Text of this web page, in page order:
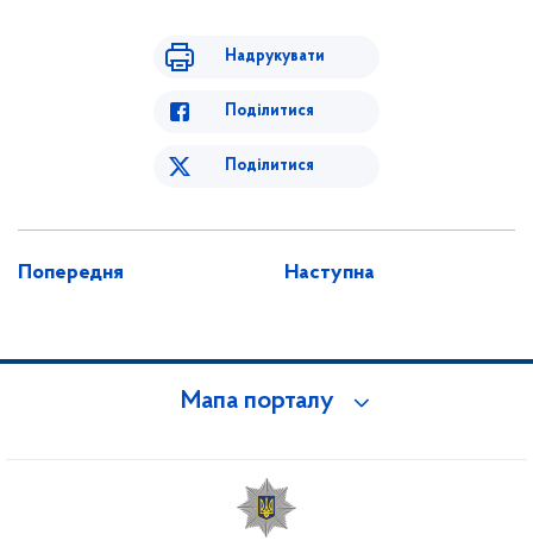
Надрукувати
Поділитися
Поділитися
Попередня Наступна
Мапа порталу